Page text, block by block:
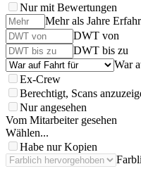
Nur mit Bewertungen
Mehr als Jahre
DWT von
DWT bis zu
War
Ex-Crew
Berechtigt, Scans
Nur angesehen
Vom Mitarbeiter gesehen
Wählen...
Habe nur Kopien